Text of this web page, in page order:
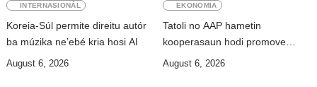
INTERNASIONÁL
Koreia-Súl permite direitu autór
ba múzika ne’ebé kria hosi AI
August 6, 2026
EKONOMIA
Tatoli no AAP hametin
kooperasaun hodi promove
jornalizmu profisionál
August 6, 2026